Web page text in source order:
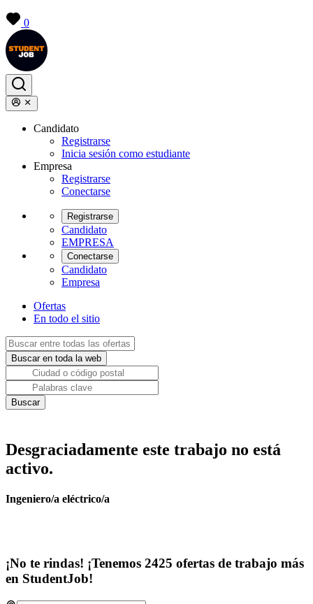
0
Candidato
Registrarse
Inicia sesión como estudiante
Empresa
Registrarse
Conectarse
Registrarse
Candidato
EMPRESA
Conectarse
Candidato
Empresa
Ofertas
En todo el sitio
Desgraciadamente este trabajo no está
activo.
Ingeniero/a eléctrico/a
¡No te rindas! ¡Tenemos 2425 ofertas de trabajo más
en StudentJob!